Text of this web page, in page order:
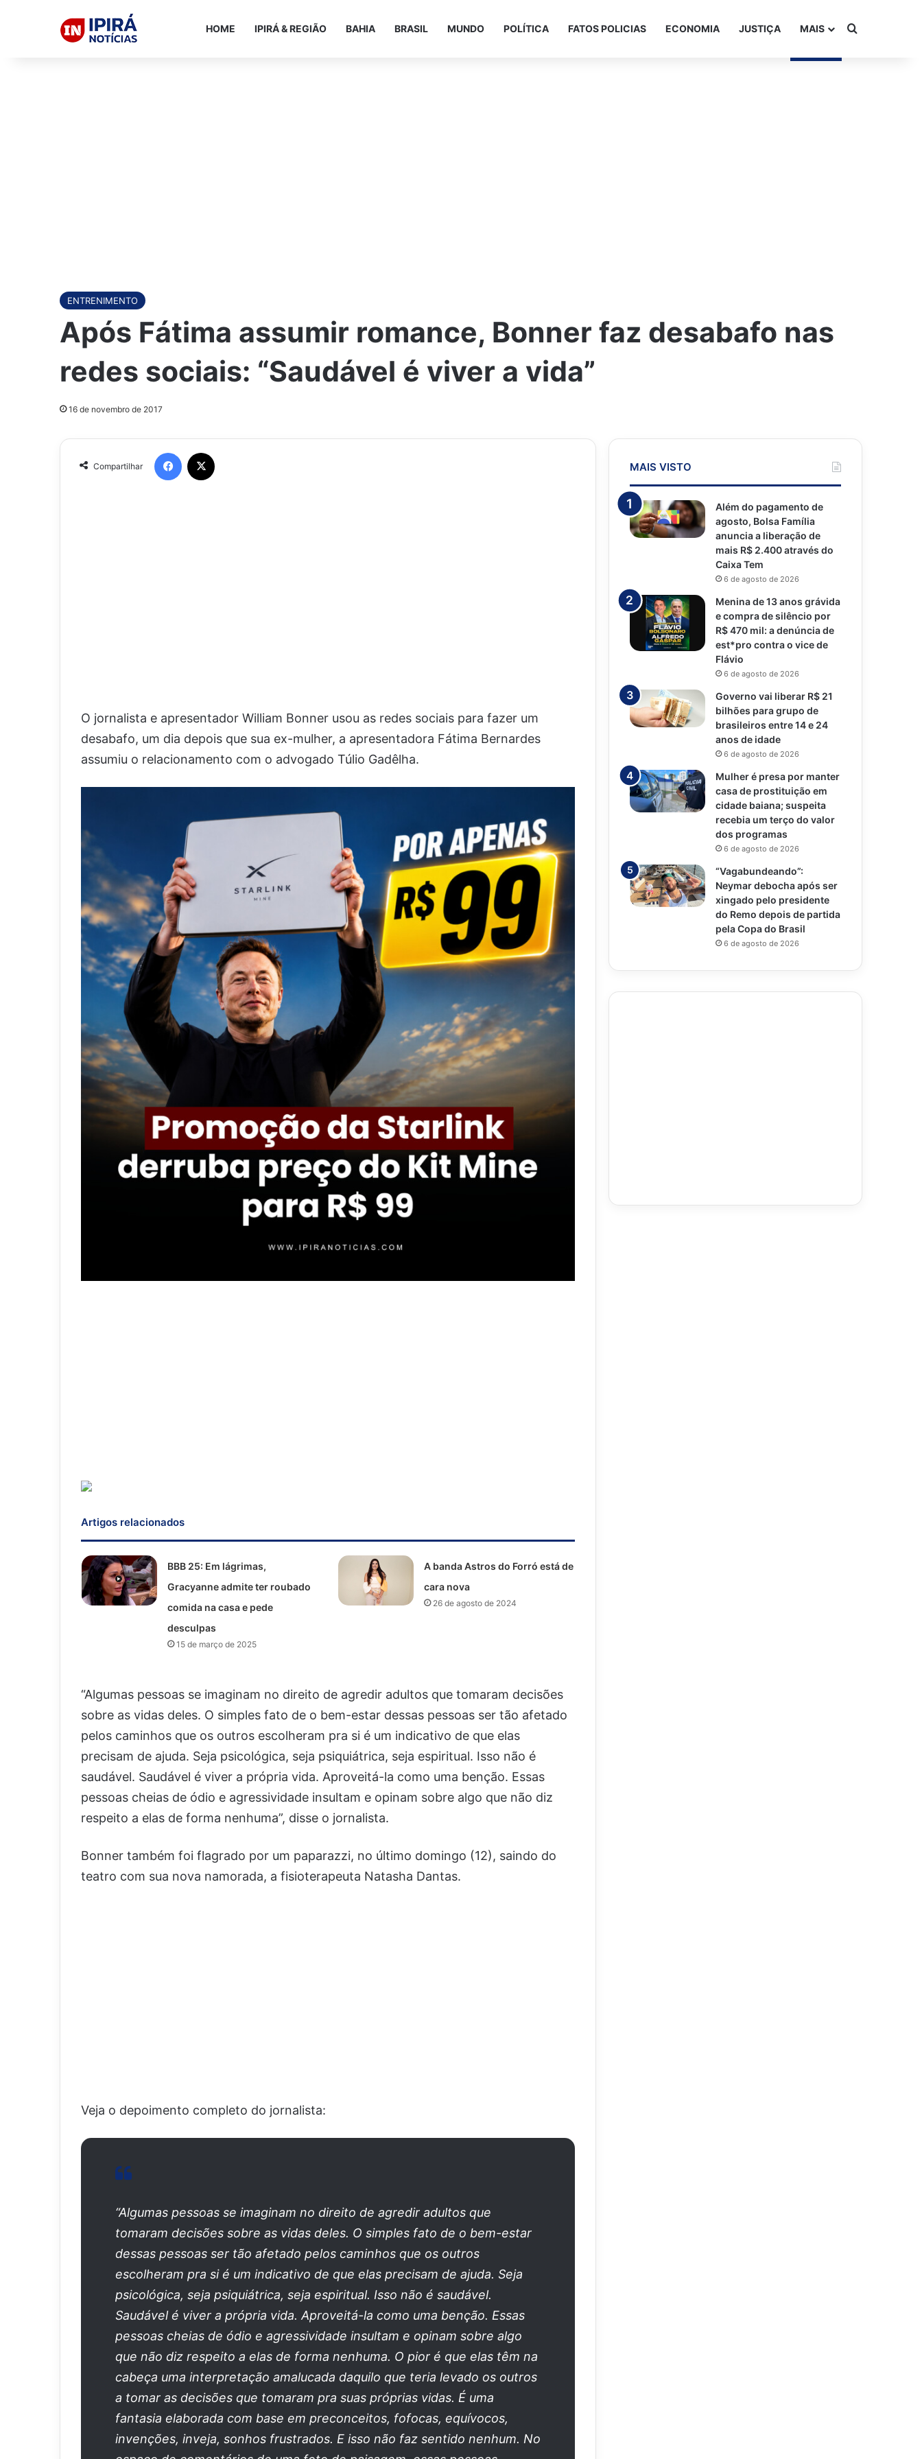
HOME IPIRÁ & REGIÃO BAHIA BRASIL MUNDO POLÍTICA FATOS POLICIAS ECONOMIA JUSTIÇA MAIS Procurar
ENTRENIMENTO
Após Fátima assumir romance, Bonner faz desabafo nas
redes sociais: “Saudável é viver a vida”
16 de novembro de 2017
Compartilhar
O jornalista e apresentador William Bonner usou as redes sociais para fazer um
desabafo, um dia depois que sua ex-mulher, a apresentadora Fátima Bernardes
assumiu o relacionamento com o advogado Túlio Gadêlha.
Artigos relacionados
BBB 25: Em lágrimas,
Gracyanne admite ter roubado
comida na casa e pede
desculpas
15 de março de 2025
A banda Astros do Forró está de
cara nova
26 de agosto de 2024
“Algumas pessoas se imaginam no direito de agredir adultos que tomaram decisões
sobre as vidas deles. O simples fato de o bem-estar dessas pessoas ser tão afetado
pelos caminhos que os outros escolheram pra si é um indicativo de que elas
precisam de ajuda. Seja psicológica, seja psiquiátrica, seja espiritual. Isso não é
saudável. Saudável é viver a própria vida. Aproveitá-la como uma benção. Essas
pessoas cheias de ódio e agressividade insultam e opinam sobre algo que não diz
respeito a elas de forma nenhuma”, disse o jornalista.
Bonner também foi flagrado por um paparazzi, no último domingo (12), saindo do
teatro com sua nova namorada, a fisioterapeuta Natasha Dantas.
Veja o depoimento completo do jornalista:
“Algumas pessoas se imaginam no direito de agredir adultos que
tomaram decisões sobre as vidas deles. O simples fato de o bem-estar
dessas pessoas ser tão afetado pelos caminhos que os outros
escolheram pra si é um indicativo de que elas precisam de ajuda. Seja
psicológica, seja psiquiátrica, seja espiritual. Isso não é saudável.
Saudável é viver a própria vida. Aproveitá-la como uma benção. Essas
pessoas cheias de ódio e agressividade insultam e opinam sobre algo
que não diz respeito a elas de forma nenhuma. O pior é que elas têm na
cabeça uma interpretação amalucada daquilo que teria levado os outros
a tomar as decisões que tomaram pra suas próprias vidas. É uma
fantasia elaborada com base em preconceitos, fofocas, equívocos,
invenções, inveja, sonhos frustrados. E isso não faz sentido nenhum. No
MAIS VISTO
Além do pagamento de
agosto, Bolsa Família
anuncia a liberação de
mais R$ 2.400 através do
Caixa Tem
6 de agosto de 2026
Menina de 13 anos grávida
e compra de silêncio por
R$ 470 mil: a denúncia de
est*pro contra o vice de
Flávio
6 de agosto de 2026
Governo vai liberar R$ 21
bilhões para grupo de
brasileiros entre 14 e 24
anos de idade
6 de agosto de 2026
Mulher é presa por manter
casa de prostituição em
cidade baiana; suspeita
recebia um terço do valor
dos programas
6 de agosto de 2026
“Vagabundeando”:
Neymar debocha após ser
xingado pelo presidente
do Remo depois de partida
pela Copa do Brasil
6 de agosto de 2026